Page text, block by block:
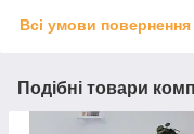
Всі умови повернення
Подібні товари